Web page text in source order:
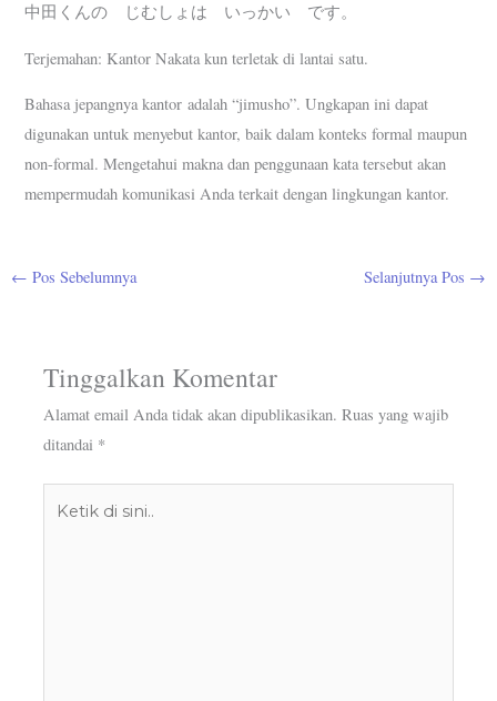
中田くんの じむしょは いっかい です。
Terjemahan: Kantor Nakata kun terletak di lantai satu.
Bahasa jepangnya kantor adalah “jimusho”. Ungkapan ini dapat
digunakan untuk menyebut kantor, baik dalam konteks formal maupun
non-formal. Mengetahui makna dan penggunaan kata tersebut akan
mempermudah komunikasi Anda terkait dengan lingkungan kantor.
← Pos Sebelumnya Selanjutnya Pos →
Tinggalkan Komentar
Alamat email Anda tidak akan dipublikasikan. Ruas yang wajib
ditandai *